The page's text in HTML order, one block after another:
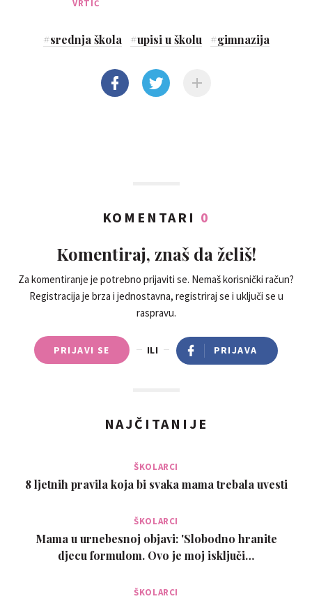
VRTIĆ
#srednja škola #upisi u školu #gimnazija
KOMENTARI 0
Komentiraj, znaš da želiš!
Za komentiranje je potrebno prijaviti se. Nemaš korisnički račun?
Registracija je brza i jednostavna, registriraj se i uključi se u
raspravu.
PRIJAVI SE ILI PRIJAVA
NAJČITANIJE
ŠKOLARCI
8 ljetnih pravila koja bi svaka mama trebala uvesti
ŠKOLARCI
Mama u urnebesnoj objavi: 'Slobodno hranite
djecu formulom. Ovo je moj isključi…
ŠKOLARCI